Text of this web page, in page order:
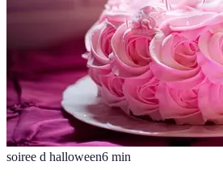
soiree d halloween6 min